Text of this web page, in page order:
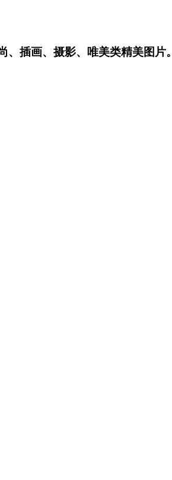
插画、摄影、唯美类精美图片。